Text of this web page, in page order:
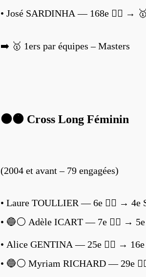
• José SARDINHA — 168e 🏃‍♂️ →
➡️ 🥇 1ers par équipes – Masters
⚫️🟠 Cross Long Féminin
(2004 et avant – 79 engagées)
• Laure TOULLIER — 6e 🏃‍♀️ → 4e
• 🔵⚪️ Adèle ICART — 7e 🏃‍♀️ → 5e
• Alice GENTINA — 25e 🏃‍♀️ → 16e
• 🔵⚪️ Myriam RICHARD — 29e